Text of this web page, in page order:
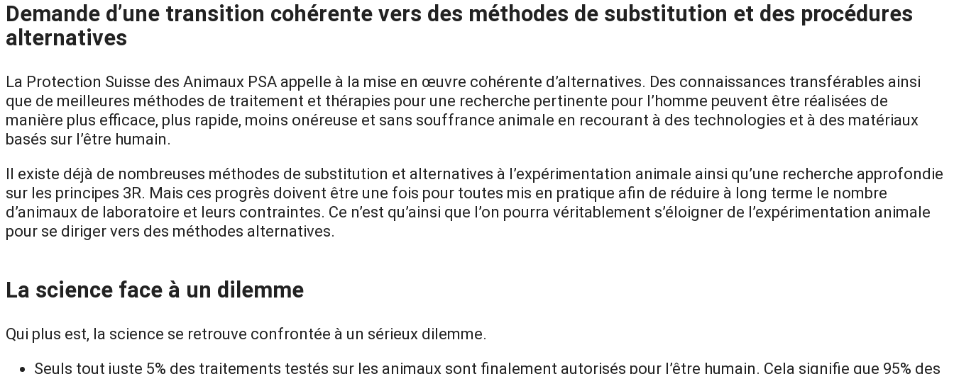
Demande d’une transition cohérente vers des méthodes de substitution et des procédures
alternatives
La Protection Suisse des Animaux PSA appelle à la mise en œuvre cohérente d’alternatives. Des connaissances transférables ainsi
que de meilleures méthodes de traitement et thérapies pour une recherche pertinente pour l’homme peuvent être réalisées de
manière plus efficace, plus rapide, moins onéreuse et sans souffrance animale en recourant à des technologies et à des matériaux
basés sur l’être humain.
Il existe déjà de nombreuses méthodes de substitution et alternatives à l’expérimentation animale ainsi qu’une recherche approfondie
sur les principes 3R. Mais ces progrès doivent être une fois pour toutes mis en pratique afin de réduire à long terme le nombre
d’animaux de laboratoire et leurs contraintes. Ce n’est qu’ainsi que l’on pourra véritablement s’éloigner de l’expérimentation animale
pour se diriger vers des méthodes alternatives.
La science face à un dilemme
Qui plus est, la science se retrouve confrontée à un sérieux dilemme.
Seuls tout juste 5% des traitements testés sur les animaux sont finalement autorisés pour l’être humain. Cela signifie que 95% des